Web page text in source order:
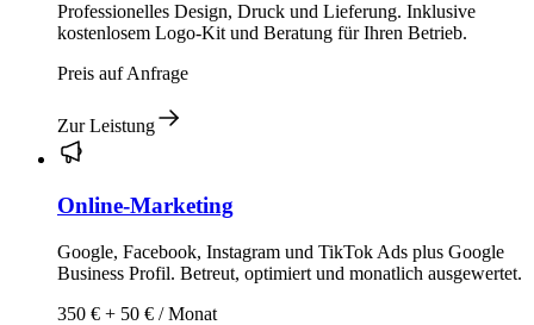
Professionelles Design, Druck und Lieferung. Inklusive
kostenlosem Logo-Kit und Beratung für Ihren Betrieb.
Preis auf Anfrage
Zur Leistung
Online-Marketing
Google, Facebook, Instagram und TikTok Ads plus Google
Business Profil. Betreut, optimiert und monatlich ausgewertet.
350 € + 50 € / Monat